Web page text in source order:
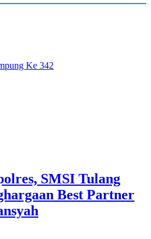
Ke 342
SMSI Tulang
Best Partner